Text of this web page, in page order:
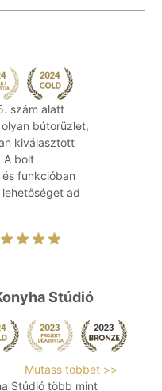
szám alatt
bútorüzlet,
kiválasztott
A bolt
funkcióban
ad
Stúdió
Mutass többet >>
Stúdió több mint